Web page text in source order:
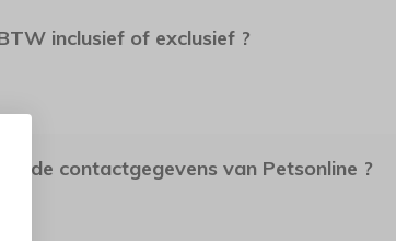
inclusief of exclusief ?
de contactgegevens van Petsonline ?